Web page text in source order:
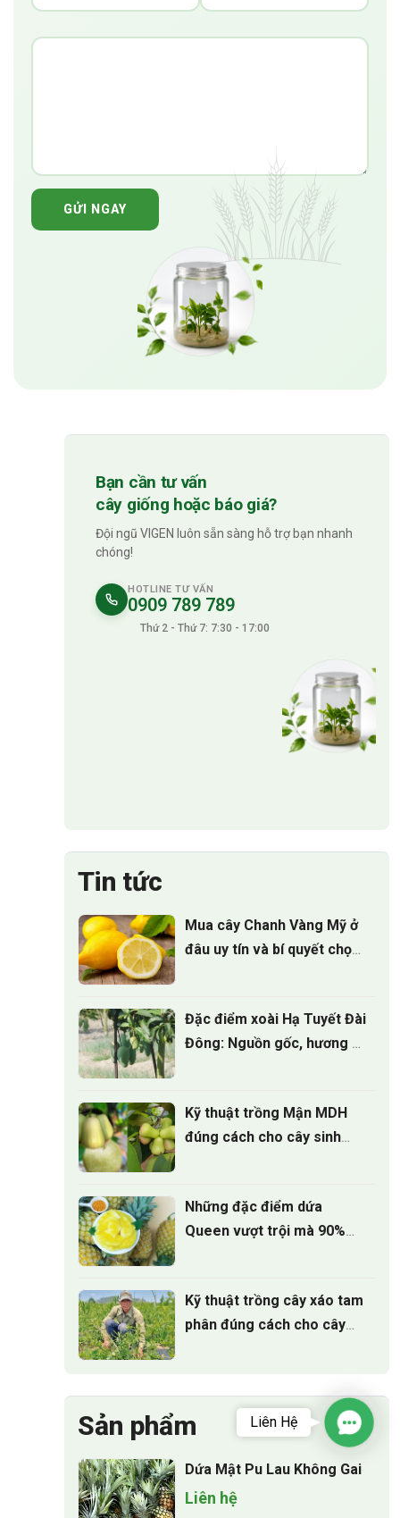
GỬI NGAY
Bạn cần tư vấn
cây giống hoặc báo giá?
Đội ngũ VIGEN luôn sẵn sàng hỗ trợ bạn nhanh
chóng!
HOTLINE TƯ VẤN
0909 789 789
Thứ 2 - Thứ 7: 7:30 - 17:00
Tin tức
Mua cây Chanh Vàng Mỹ ở
đâu uy tín và bí quyết chọn
Đặc điểm xoài Hạ Tuyết Đài
Đông: Nguồn gốc, hương vị
Kỹ thuật trồng Mận MDH
đúng cách cho cây sinh
Những đặc điểm dứa
Queen vượt trội mà 90%
Kỹ thuật trồng cây xáo tam
phân đúng cách cho cây
Sản phẩm
Dứa Mật Pu Lau Không Gai
Liên hệ
Liên Hệ